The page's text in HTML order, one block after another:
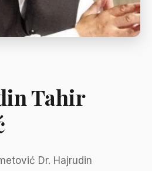
Tahir
Dr. Hajrudin